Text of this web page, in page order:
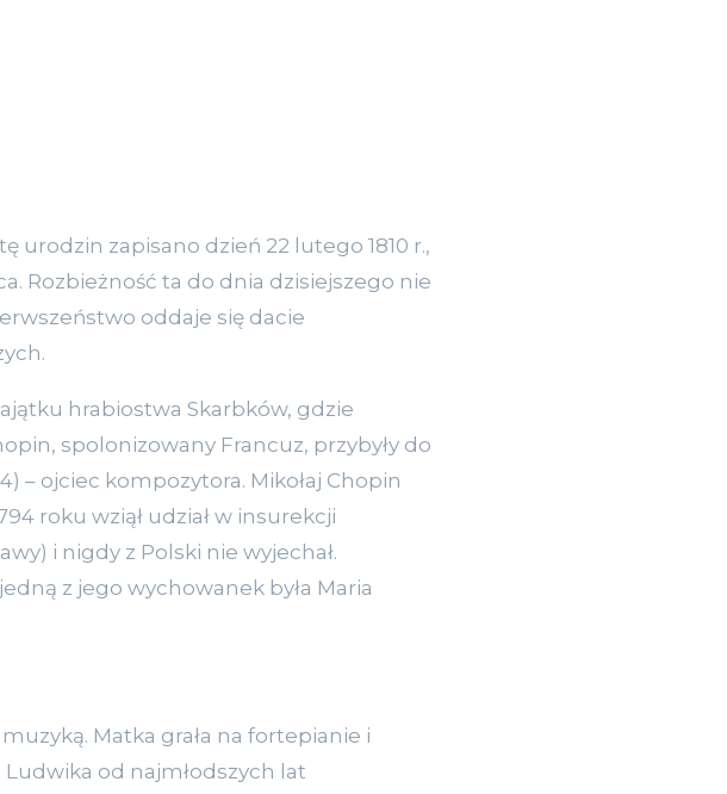
urodzin zapisano dzień 22 lutego 1810 r.,
Rozbieżność ta do dnia dzisiejszego nie
oddaje się dacie
hrabiostwa Skarbków, gdzie
spolonizowany Francuz, przybyły do
– ojciec kompozytora. Mikołaj Chopin
roku wziął udział w insurekcji
i nigdy z Polski nie wyjechał.
z jego wychowanek była Maria
Matka grała na fortepianie i
Ludwika od najmłodszych lat